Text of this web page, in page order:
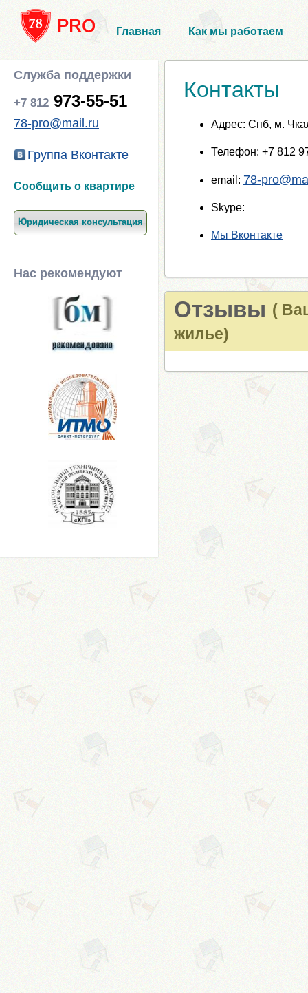
Главная Как мы работаем
Контакты
Адрес: Спб, м.
Телефон: +7 812
email: 78-
Skype:
Мы Вконтакте
Отзывы (
жилье)
Служба поддержки
+7 812 973-55-51
78-pro@mail.ru
Группа Вконтакте
Сообщить о квартире
Юридическая консультация
Нас рекомендуют